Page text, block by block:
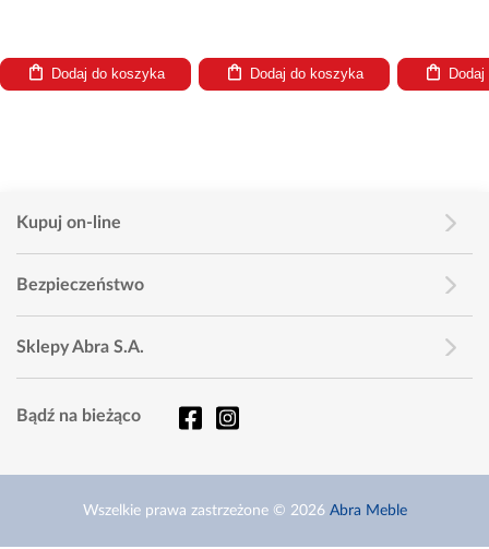
Dodaj do koszyka Dodaj do koszyka
Kupuj on-line
Bezpieczeństwo
Sklepy Abra S.A.
Bądź na bieżąco
Wszelkie prawa zastrzeżone © 2026 Abra Meble